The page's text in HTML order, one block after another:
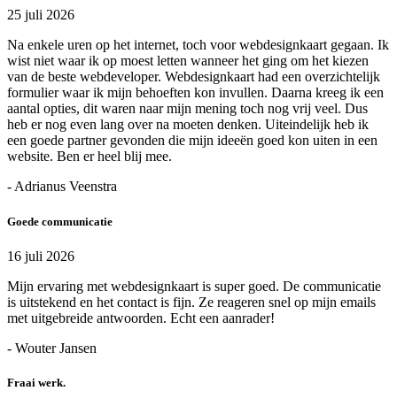
25 juli 2026
Na enkele uren op het internet, toch voor webdesignkaart gegaan. Ik
wist niet waar ik op moest letten wanneer het ging om het kiezen
van de beste webdeveloper. Webdesignkaart had een overzichtelijk
formulier waar ik mijn behoeften kon invullen. Daarna kreeg ik een
aantal opties, dit waren naar mijn mening toch nog vrij veel. Dus
heb er nog even lang over na moeten denken. Uiteindelijk heb ik
een goede partner gevonden die mijn ideeën goed kon uiten in een
website. Ben er heel blij mee.
- Adrianus Veenstra
Goede communicatie
16 juli 2026
Mijn ervaring met webdesignkaart is super goed. De communicatie
is uitstekend en het contact is fijn. Ze reageren snel op mijn emails
met uitgebreide antwoorden. Echt een aanrader!
- Wouter Jansen
Fraai werk.